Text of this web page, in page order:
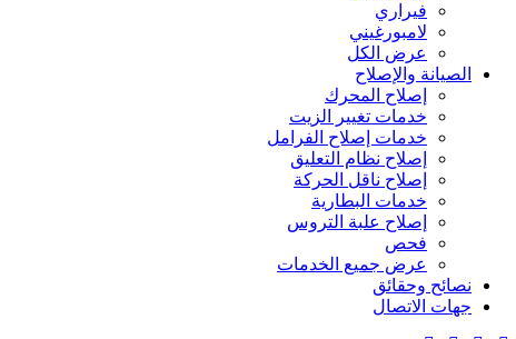
فيراري
لامبورغيني
عرض الكل
الصيانة والإصلاح
إصلاح المحرك
خدمات تغيير الزيت
خدمات إصلاح الفرامل
إصلاح نظام التعليق
إصلاح ناقل الحركة
خدمات البطارية
إصلاح علبة التروس
فحص
عرض جميع الخدمات
نصائح وحقائق
جهات الاتصال